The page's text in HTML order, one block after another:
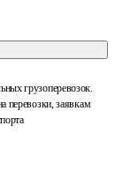
грузоперевозок.
перевозки, заявкам